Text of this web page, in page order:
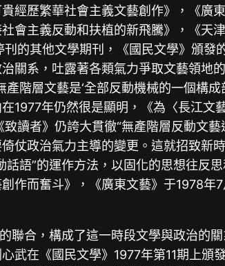
經歷繁華社會主義文藝創作》，《
會主義反動和扶植的新飛騰》，《天
的其他文學期刊，《國民文學》頒
關系，吐露著各類氣力爭取文藝領地
階層文藝是‘全部反動機械的一個構
1977年仍然很是顯明，《為〈長江文
致讀者》仍誇大貫徹“無產階層反動文
仗政治氣力主導的變更。這就招致新
話語”的運作方法，以固化的思想往反
作而奮斗》，《廣東文藝》于1978
聯合，構成了這一時段文學與政治的
武在《國民文學》1977年第11期上